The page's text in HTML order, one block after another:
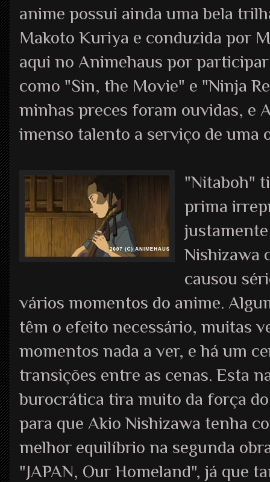
anime possui ainda uma bela
Makoto Kuriya e conduzida por
aqui no Animehaus por
como "Sin, the Movie" e "Ninja
minhas preces foram ouvidas, e
imenso talento a serviço de uma
"Nitaboh"
prima
Nishizawa
causou
vários momentos do anime.
têm o efeito necessário, muitas
momentos nada a ver, e há um
transições entre as cenas. Esta
burocrática tira muito da força
para que Akio Nishizawa tenha
melhor equilíbrio na segunda
"JAPAN, Our Homeland", já que